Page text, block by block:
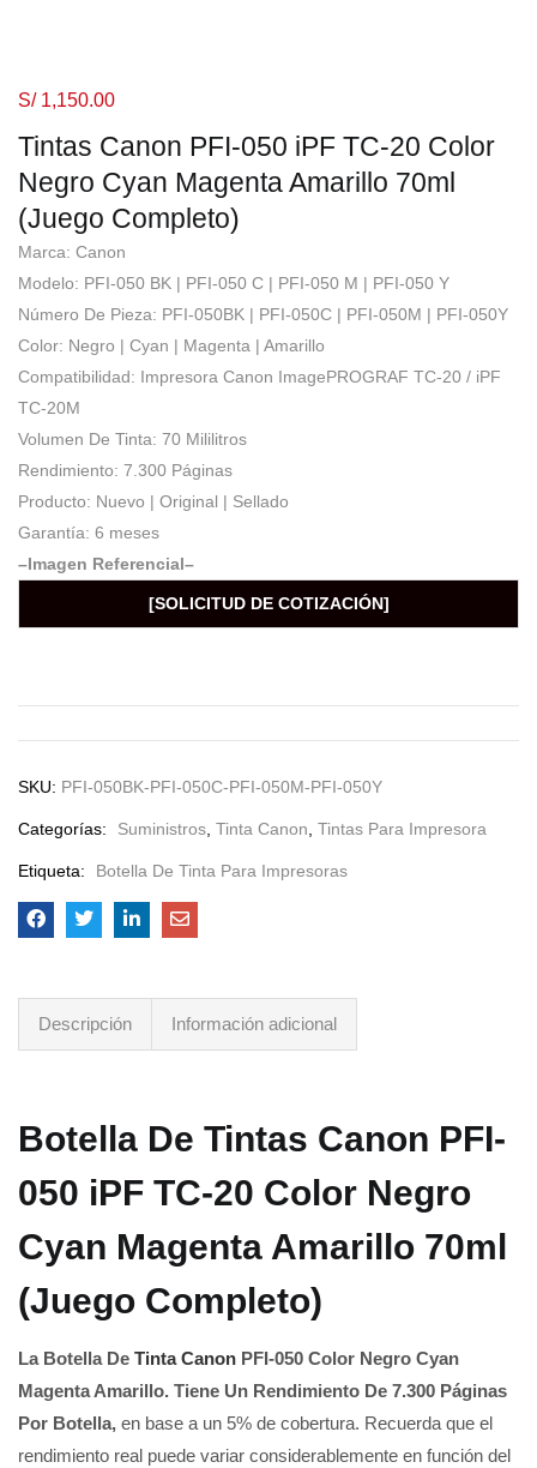
Tintas Canon PFI-050 iPF TC-20 Color
Negro Cyan Magenta Amarillo 70ml
(Juego Completo)
S/1,150.00
Marca: Canon
Modelo: PFI-050 BK | PFI-050 C | PFI-050 M | PFI-050 Y
Número De Pieza: PFI-050BK | PFI-050C | PFI-050M | PFI-050Y
Color: Negro | Cyan | Magenta | Amarillo
Compatibilidad: Impresora Canon ImagePROGRAF TC-20 / iPF
TC-20M
Volumen De Tinta: 70 Mililitros
Rendimiento: 7.300 Páginas
Producto: Nuevo | Original | Sellado
Garantía: 6 meses
–Imagen Referencial–
[SOLICITUD DE COTIZACIÓN]
SKU: PFI-050BK-PFI-050C-PFI-050M-PFI-050Y
Categorías: Suministros Tinta Canon Tintas Para Impresora
Etiqueta: Botella De Tinta Para Impresoras
Descripción Información adicional
Botella De Tintas Canon PFI-
050 iPF TC-20 Color Negro
Cyan Magenta Amarillo 70ml
(Juego Completo)
La Botella De Tinta Canon PFI-050 Color Negro Cyan
Magenta Amarillo. Tiene Un Rendimiento De 7.300 Páginas
Por Botella, en base a un 5% de cobertura. Recuerda que el
rendimiento real puede variar considerablemente en función del